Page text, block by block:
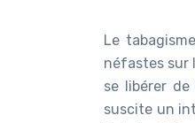
Le
néfastes sur
se libérer
suscite un